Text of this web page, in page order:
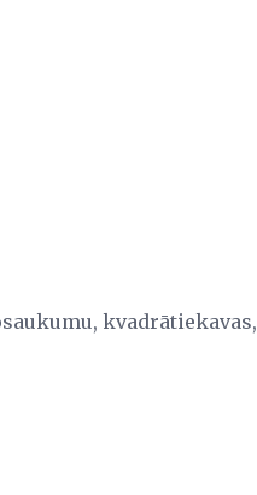
kvadrātiekavas,